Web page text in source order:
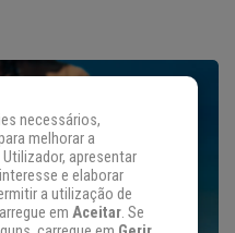
necessários,
melhorar a
apresentar
e elaborar
a utilização de
em Aceitar. Se